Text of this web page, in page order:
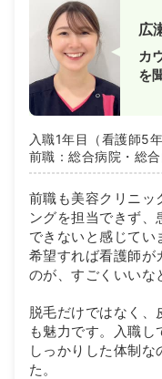
広
カ
を
入職1年目（看護師5年
前職：総合病院・総
前職も美容クリニッ
ングを担当できず
できないと感じてい
希望すれば看護師が
のが、すごくいいな
脱毛だけではなく
も魅力です。入職
しっかりした体制
た。